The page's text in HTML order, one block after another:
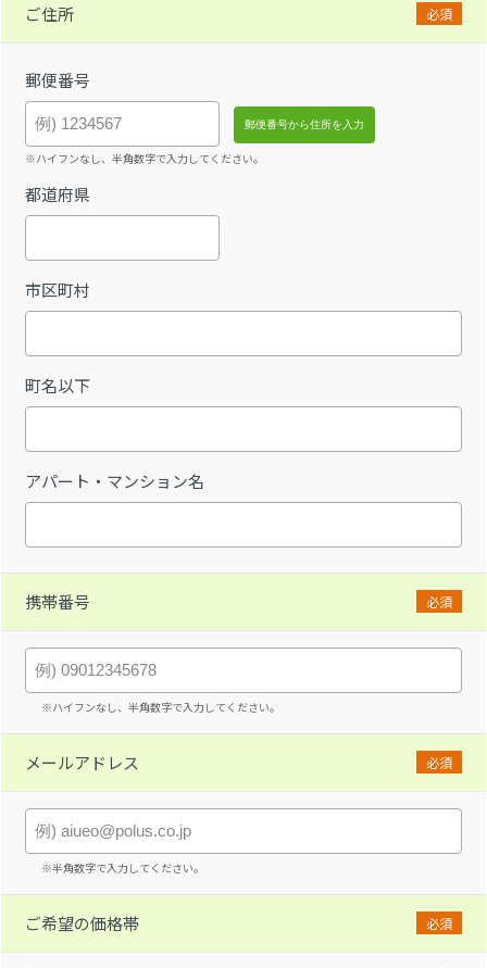
ご住所 必須
郵便番号
※ハイフンなし、半角数字で入力してください。
都道府県
市区町村
町名以下
アパート・マンション名
携帯番号 必須
※ハイフンなし、半角数字で入力してください。
メールアドレス 必須
※半角数字で入力してください。
ご希望の価格帯 必須